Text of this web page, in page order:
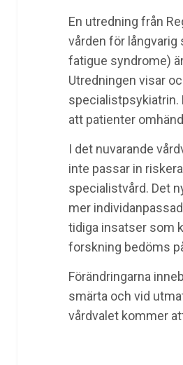
En utredning från
vården för långvarig
fatigue syndrome)
Utredningen visar
specialistpsykiatrin.
att patienter
I det nuvarande
inte passar in
specialistvård. Det
mer
tidiga insatser som
forskning bedöms
Förändringarna
smärta och vid
vårdvalet kommer